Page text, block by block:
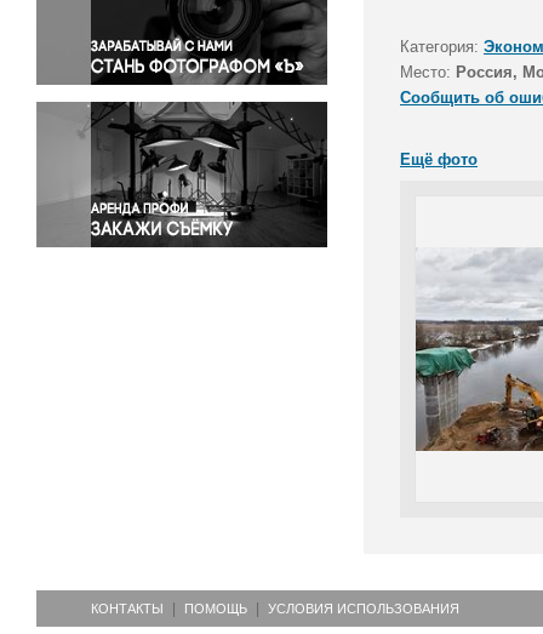
Правосудие
Происшествия и конфликты
Религия
Светская жизнь
Спорт
Экология
Экономика и бизнес
Категория:
Место: Россия,
Сообщить об
Ещё фото
КОНТАКТЫ ПОМОЩЬ УСЛОВИЯ ИСПОЛЬЗОВАНИЯ